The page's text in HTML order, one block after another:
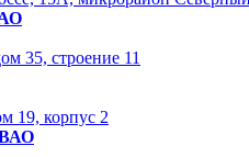
35, строение 11
19, корпус 2
ВАО